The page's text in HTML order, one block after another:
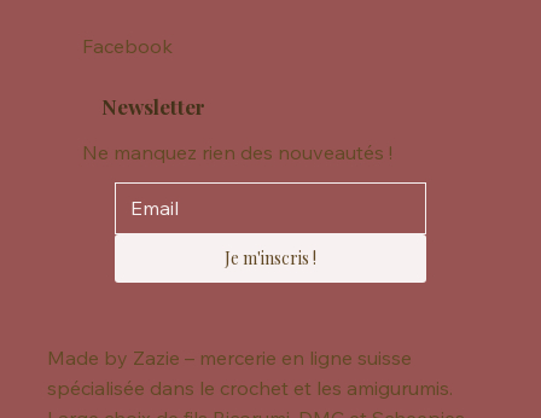
Facebook
Newsletter
Ne manquez rien des nouveautés !
Je m'inscris !
Made by Zazie – mercerie en ligne suisse
spécialisée dans le crochet et les amigurumis.